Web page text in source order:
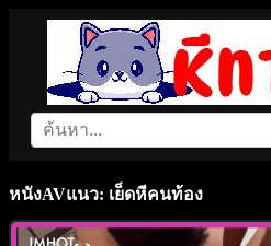
หนังAVแนว: เย็ดหีคนท้อง